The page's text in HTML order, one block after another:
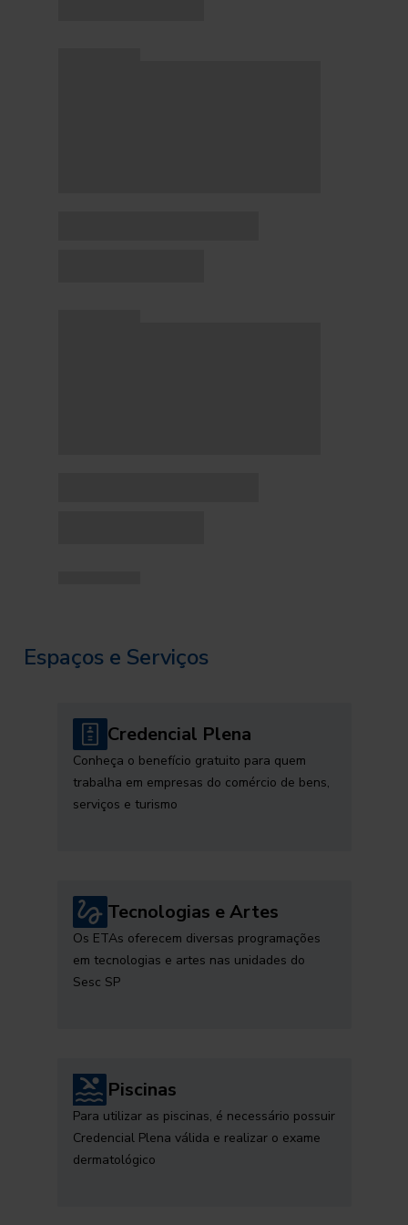
Espaços e Serviços
Credencial Plena
Conheça o benefício gratuito para quem
trabalha em empresas do comércio de bens,
serviços e turismo
Tecnologias e Artes
Os ETAs oferecem diversas programações
em tecnologias e artes nas unidades do
Sesc SP
Piscinas
Para utilizar as piscinas, é necessário possuir
Credencial Plena válida e realizar o exame
dermatológico